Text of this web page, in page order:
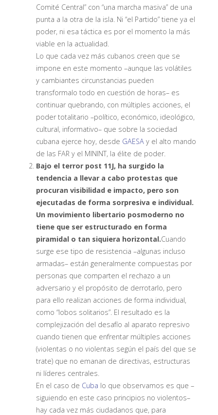
Comité Central” con “una marcha masiva” de una
punta a la otra de la isla. Ni “el Partido” tiene ya el
poder, ni esa táctica es por el momento la más
viable en la actualidad.
Lo que cada vez más cubanos creen que se
impone en este momento –aunque las volátiles
y cambiantes circunstancias pueden
transformalo todo en cuestión de horas– es
continuar quebrando, con múltiples acciones, el
poder totalitario –político, económico, ideológico,
cultural, informativo– que sobre la sociedad
cubana ejerce hoy, desde GAESA y el alto mando
de las FAR y el MININT, la élite de poder.
Bajo el terror post 11J, ha surgido la
tendencia a llevar a cabo protestas que
procuran visibilidad e impacto, pero son
ejecutadas de forma sorpresiva e individual.
Un movimiento libertario posmoderno no
tiene que ser estructurado en forma
piramidal o tan siquiera horizontal.Cuando
surge ese tipo de resistencia –algunas incluso
armadas– están generalmente compuestas por
personas que comparten el rechazo a un
adversario y el propósito de derrotarlo, pero
para ello realizan acciones de forma individual,
como “lobos solitarios”. El resultado es la
complejización del desafío al aparato represivo
cuando tienen que enfrentar múltiples acciones
(violentas o no violentas según el país del que se
trate) que no emanan de directivas, estructuras
ni líderes centrales.
En el caso de Cuba lo que observamos es que –
siguiendo en este caso principios no violentos–
hay cada vez más ciudadanos que, para